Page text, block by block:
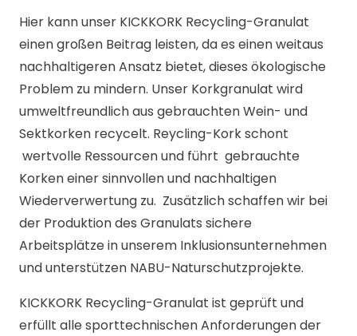
Hier kann unser KICKKORK Recycling-Granulat
einen großen Beitrag leisten, da es einen weitaus
nachhaltigeren Ansatz bietet, dieses ökologische
Problem zu mindern. Unser Korkgranulat wird
umweltfreundlich aus gebrauchten Wein- und
Sektkorken recycelt. Reycling-Kork schont
wertvolle Ressourcen und führt gebrauchte
Korken einer sinnvollen und nachhaltigen
Wiederverwertung zu. Zusätzlich schaffen wir bei
der Produktion des Granulats sichere
Arbeitsplätze in unserem Inklusionsunternehmen
und unterstützen NABU-Naturschutzprojekte.
KICKKORK Recycling-Granulat ist geprüft und
erfüllt alle sporttechnischen Anforderungen der